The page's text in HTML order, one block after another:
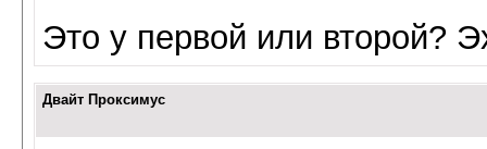
Это у первой или второй?
Двайт Проксимус